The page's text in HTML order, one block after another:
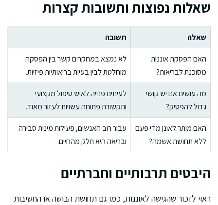
שאלות נפוצות ותשובות קצרות
שאלה
תשובה
האם הפסקת אוננות
מסוכנת לבריאות?
לא נמצא במחקרים קשר בין הפסקה
מוחלטת לבין בעיות בריאותיות פיזיות.
מה עושים אם יש קושי
גדול להפסיק?
לעיתים פנייה לאיש טיפול מקצועי
ותקשורת פתוחה עשויות לעזור מאוד.
האם מותר לאונן מדי פעם
ללא תחושת אשמה?
עבור רוב האנשים, פעילות מינית סבירה
ובריאה היא חלק מהחיים.
היבטים תרבותיים וחברתיים
ראוי לזכור שהגישה לאוננות, כמו גם תחושת הבושה או החשיבות